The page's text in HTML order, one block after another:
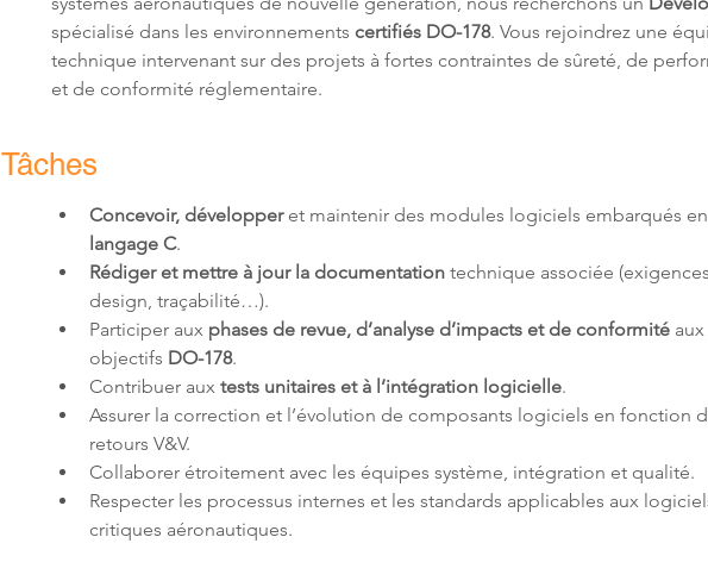
spécialisé dans les environnements certifiés DO-178. Vous rejoindrez une
technique intervenant sur des projets à fortes contraintes de sûreté, de
et de conformité réglementaire.
Tâches
Concevoir, développer et maintenir des modules logiciels embarqués en
langage C.
Rédiger et mettre à jour la documentation technique associée
design, traçabilité…).
Participer aux phases de revue, d’analyse d’impacts et de conformité aux
objectifs DO-178.
Contribuer aux tests unitaires et à l’intégration logicielle.
Assurer la correction et l’évolution de composants logiciels en fonction
retours V&V.
Collaborer étroitement avec les équipes système, intégration et qualité.
Respecter les processus internes et les standards applicables aux
critiques aéronautiques.